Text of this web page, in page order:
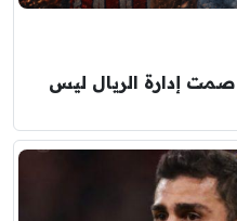
إدارة الريال ليس